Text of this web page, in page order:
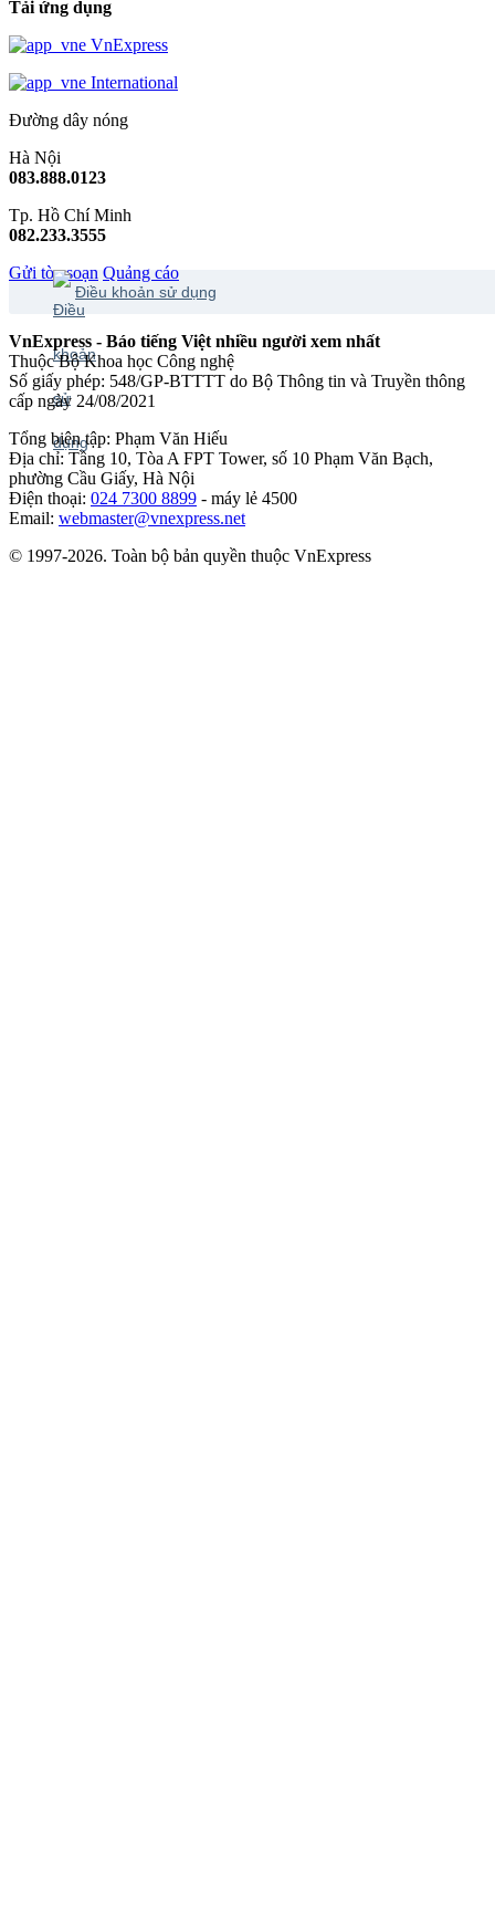
Tải ứng dụng
VnExpress
International
Đường dây nóng
Hà Nội
083.888.0123
Tp. Hồ Chí Minh
082.233.3555
Gửi tòa soạn Quảng cáo
Điều khoản sử dụng
VnExpress - Báo tiếng Việt nhiều người xem nhất
Thuộc Bộ Khoa học Công nghệ
Số giấy phép: 548/GP-BTTTT do Bộ Thông tin và Truyền thông
cấp ngày 24/08/2021
Tổng biên tập: Phạm Văn Hiếu
Địa chỉ: Tầng 10, Tòa A FPT Tower, số 10 Phạm Văn Bạch,
phường Cầu Giấy, Hà Nội
Điện thoại: 024 7300 8899 - máy lẻ 4500
Email: webmaster@vnexpress.net
© 1997-2026. Toàn bộ bản quyền thuộc VnExpress